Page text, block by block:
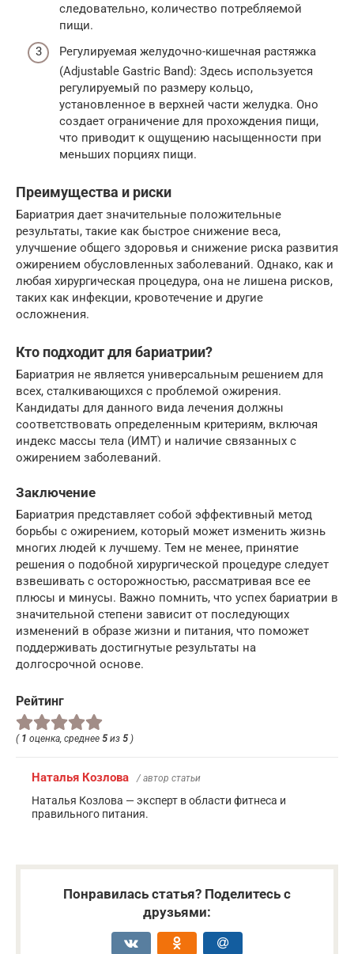
следовательно, количество потребляемой
пищи.
Регулируемая желудочно-кишечная растяжка
(Adjustable Gastric Band): Здесь используется
регулируемый по размеру кольцо,
установленное в верхней части желудка. Оно
создает ограничение для прохождения пищи,
что приводит к ощущению насыщенности при
меньших порциях пищи.
Преимущества и риски
Бариатрия дает значительные положительные
результаты, такие как быстрое снижение веса,
улучшение общего здоровья и снижение риска развития
ожирением обусловленных заболеваний. Однако, как и
любая хирургическая процедура, она не лишена рисков,
таких как инфекции, кровотечение и другие
осложнения.
Кто подходит для бариатрии?
Бариатрия не является универсальным решением для
всех, сталкивающихся с проблемой ожирения.
Кандидаты для данного вида лечения должны
соответствовать определенным критериям, включая
индекс массы тела (ИМТ) и наличие связанных с
ожирением заболеваний.
Заключение
Бариатрия представляет собой эффективный метод
борьбы с ожирением, который может изменить жизнь
многих людей к лучшему. Тем не менее, принятие
решения о подобной хирургической процедуре следует
взвешивать с осторожностью, рассматривая все ее
плюсы и минусы. Важно помнить, что успех бариатрии в
значительной степени зависит от последующих
изменений в образе жизни и питания, что поможет
поддерживать достигнутые результаты на
долгосрочной основе.
Рейтинг
( 1 оценка, среднее 5 из 5 )
Наталья Козлова / автор статьи
Наталья Козлова — эксперт в области фитнеса и
правильного питания.
Понравилась статья? Поделитесь с
друзьями: